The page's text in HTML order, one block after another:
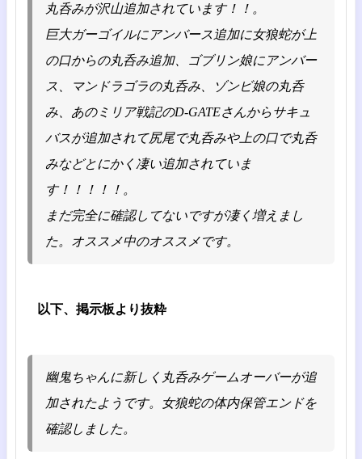
丸呑みが沢山追加されています！！。
巨大ガーゴイルにアンバース追加に女狼蛇が上
の口からの丸呑み追加、ゴブリン娘にアンバー
ス、マンドラゴラの丸呑み、ゾンビ娘の丸呑
み、あのミリア戦記のD-GATEさんからサキュ
バスが追加されて尻尾で丸呑みや上の口で丸呑
みなどとにかく凄い追加されていま
す！！！！！。
まだ完全に確認してないですが凄く増えまし
た。オススメ中のオススメです。
以下、掲示板より抜粋
幽鬼ちゃんに新しく丸呑みゲームオーバーが追
加されたようです。女狼蛇の体内保管エンドを
確認しました。